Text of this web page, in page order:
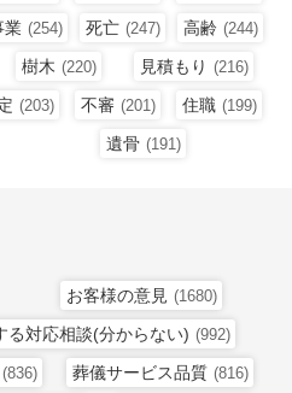
業 (254) 死亡 (247) 高齢 (244)
樹木 (220) 見積もり (216)
(203) 不審 (201) 住職 (199)
遺骨 (191)
お客様の意見 (1680)
る対応相談(分からない) (992)
(836) 葬儀サービス品質 (816)